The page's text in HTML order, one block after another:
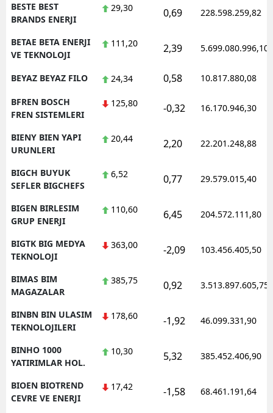
BESTE BEST
BRANDS ENERJI
29,30 0,69 228.598.259,82
BETAE BETA ENERJI
VE TEKNOLOJI
111,20 2,39 5.699.080.996,10
BEYAZ BEYAZ FILO 24,34 0,58 10.817.880,08
BFREN BOSCH
FREN SISTEMLERI
125,80 -0,32 16.170.946,30
BIENY BIEN YAPI
URUNLERI
20,44 2,20 22.201.248,88
BIGCH BUYUK
SEFLER BIGCHEFS
6,52 0,77 29.579.015,40
BIGEN BIRLESIM
GRUP ENERJI
110,60 6,45 204.572.111,80
BIGTK BIG MEDYA
TEKNOLOJI
363,00 -2,09 103.456.405,50
BIMAS BIM
MAGAZALAR
385,75 0,92 3.513.897.605,75
BINBN BIN ULASIM
TEKNOLOJILERI
178,60 -1,92 46.099.331,90
BINHO 1000
YATIRIMLAR HOL.
10,30 5,32 385.452.406,90
BIOEN BIOTREND
CEVRE VE ENERJI
17,42 -1,58 68.461.191,64